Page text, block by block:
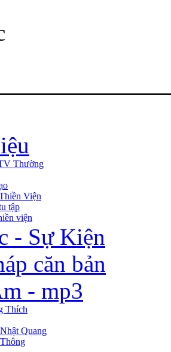
Thường
Viện
tập
viện
- Sự Kiện
căn bản
- mp3
Thích
Quang